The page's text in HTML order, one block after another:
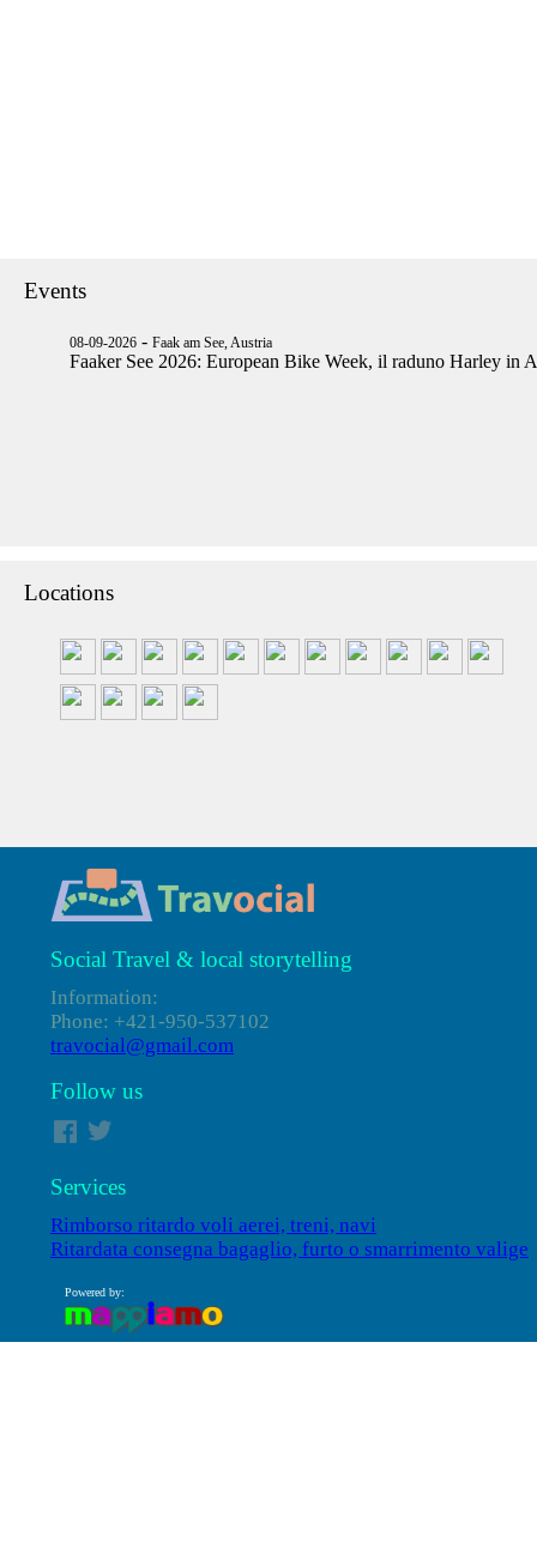
Events
08-09-2026 - Faak am See, Austria
Faaker See 2026: European Bike Week, il raduno Harley in
Locations
Social Travel & local storytelling
Information:
Phone: +421-950-537102
travocial@gmail.com
Follow us
Services
Rimborso ritardo voli aerei, treni, navi
Ritardata consegna bagaglio, furto o smarrimento valige
Powered by: